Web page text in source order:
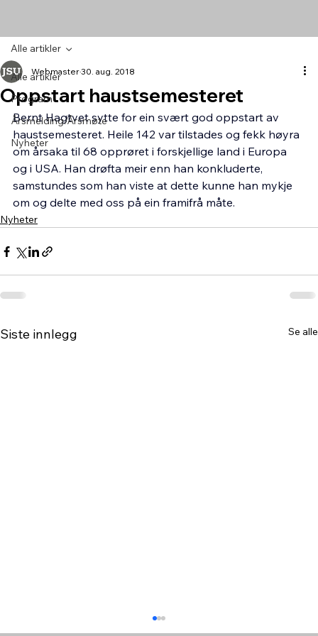
Alle artikler
Program
Årsmelding/Årsmøte
Nyheter
Alle artikler
Oppstart haustsemesteret
Webmaster30. aug. 2018
Bernt Hagtvet sytte for ein svært god oppstart av
haustsemesteret. Heile 142 var tilstades og fekk høyra
om årsaka til 68 opprøret i forskjellige land i Europa
og i USA. Han drøfta meir enn han konkluderte,
samstundes som han viste at dette kunne han mykje
om og delte med oss på ein framifrå måte.
Nyheter
Siste innlegg Se alle